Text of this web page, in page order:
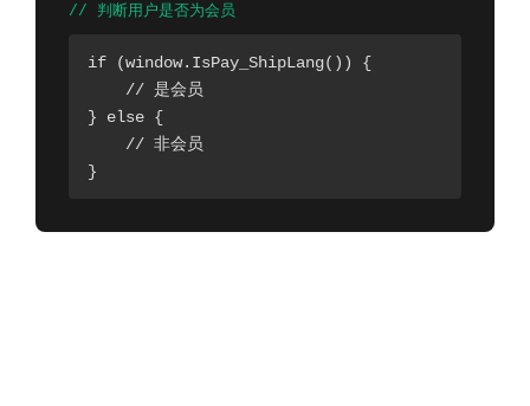
// 判断用户是否为会员
if (window.IsPay_ShipLang()) {
    // 是会员
} else {
    // 非会员
}